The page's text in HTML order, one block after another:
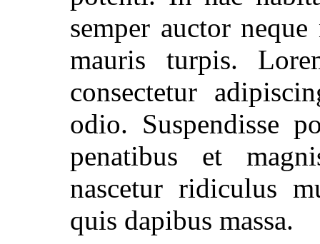
semper auctor
mauris turpis.
consectetur
odio. Suspendisse
penatibus et
nascetur ridiculus
quis dapibus massa.